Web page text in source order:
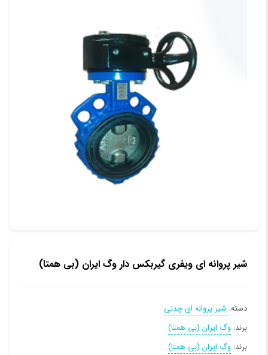
شیر پروانه ای ویفری گیربکس دار وگ ایران (بی همتا)
دسته: شیر پروانه ای چدنی
برند: وگ ایران (بی همتا)
برند: وگ ایران (بی همتا)